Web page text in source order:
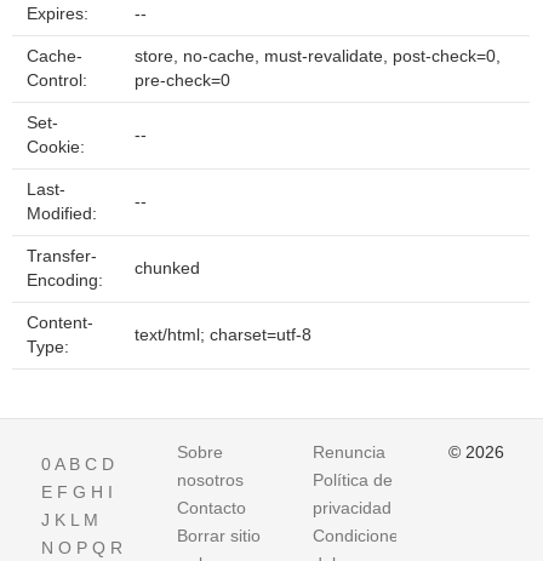
Expires: --
Cache-
Control:
store, no-cache, must-revalidate, post-check=0,
pre-check=0
Set-
Cookie:
--
Last-
Modified:
--
Transfer-
Encoding:
chunked
Content-
Type:
text/html; charset=utf-8
0A B C D
E F G H I
J K L M
N O P Q R
Sobre
nosotros
Contacto
Borrar sitio
Renuncia
Política de
privacidad
Condiciones
© 2026